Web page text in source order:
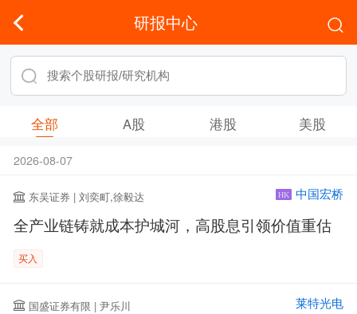
研报中心
全部 A股 港股 美股
2026-08-07
东吴证券 | 刘奕町,徐毅达 HK 中国宏桥
全产业链铸就成本护城河，高股息引领价值重估
买入
国盛证券有限 | 尹乐川 莱特光电